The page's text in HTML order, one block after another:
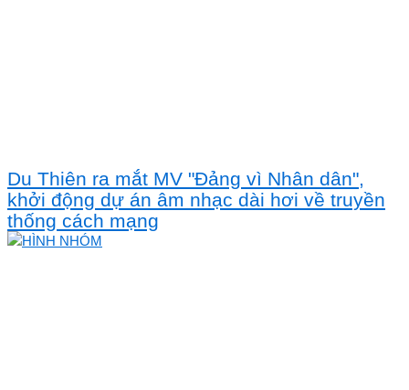
Du Thiên ra mắt MV "Đảng vì Nhân dân",
khởi động dự án âm nhạc dài hơi về truyền
thống cách mạng